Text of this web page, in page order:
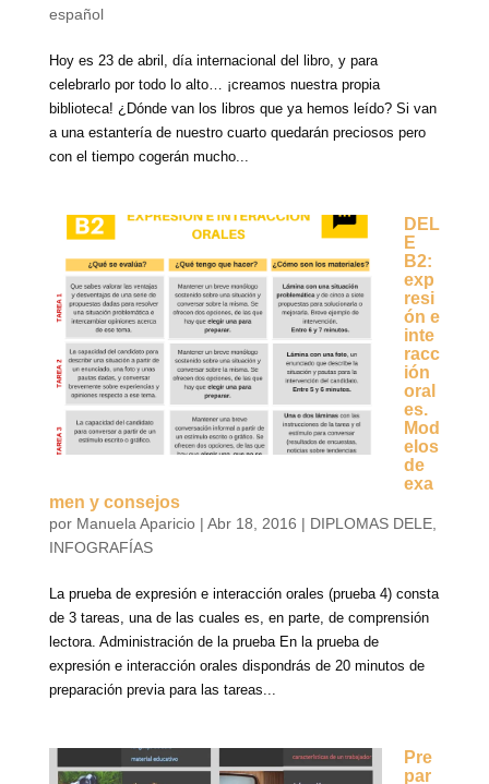
español
Hoy es 23 de abril, día internacional del libro, y para
celebrarlo por todo lo alto… ¡creamos nuestra propia
biblioteca! ¿Dónde van los libros que ya hemos leído? Si van
a una estantería de nuestro cuarto quedarán preciosos pero
con el tiempo cogerán mucho...
DEL
E
B2:
exp
resi
ón e
inte
racc
ión
oral
es.
Mod
elos
de
exa
men y consejos
por Manuela Aparicio| Abr 18, 2016 | DIPLOMAS DELE,
INFOGRAFÍAS
La prueba de expresión e interacción orales (prueba 4) consta
de 3 tareas, una de las cuales es, en parte, de comprensión
lectora. Administración de la prueba En la prueba de
expresión e interacción orales dispondrás de 20 minutos de
preparación previa para las tareas...
Pre
par